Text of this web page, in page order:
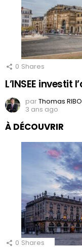
0 Shares
L’INSEE investit
parThomas
3 ans ago
À DÉCOUVRIR
0 Shares